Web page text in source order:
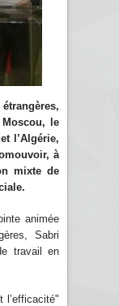
le
l’Algérie,
à
mixte de
animée
Sabri
travail en
l’efficacité"